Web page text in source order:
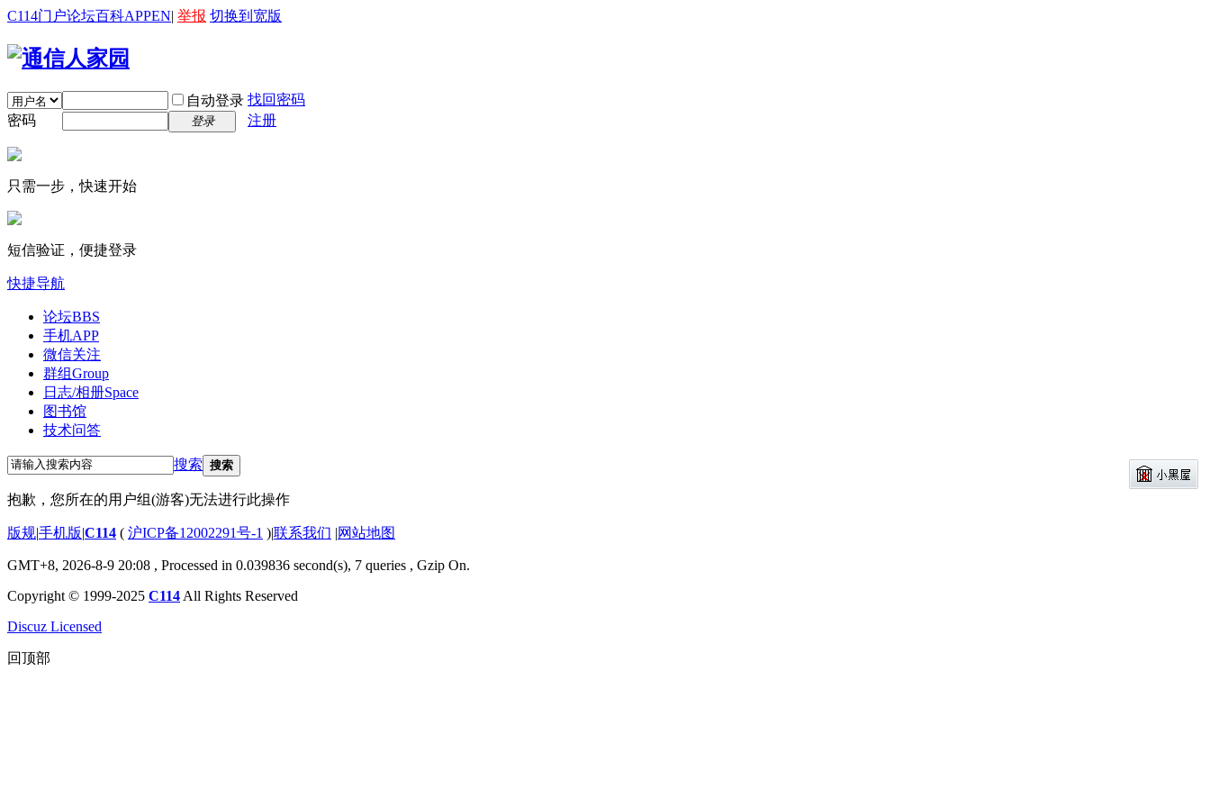
C114门户论坛百科APPEN| 举报 切换到宽版
自动登录 找回密码
密码
登录 注册
只需一步，快速开始
短信验证，便捷登录
快捷导航
论坛BBS
手机APP
微信关注
群组Group
日志/相册Space
图书馆
技术问答
搜索 搜索
抱歉，您所在的用户组(游客)无法进行此操作
版规|手机版|C114 ( 沪ICP备12002291号-1 )|联系我们 |网站地图
GMT+8, 2026-8-9 20:08 , Processed in 0.039836 second(s), 7 queries , Gzip On.
Copyright © 1999-2025 C114 All Rights Reserved
Discuz Licensed
回顶部